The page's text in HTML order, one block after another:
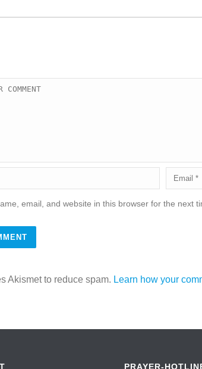
email, and website in this browser for the next
Akismet to reduce spam. Learn how your
PRAYER-